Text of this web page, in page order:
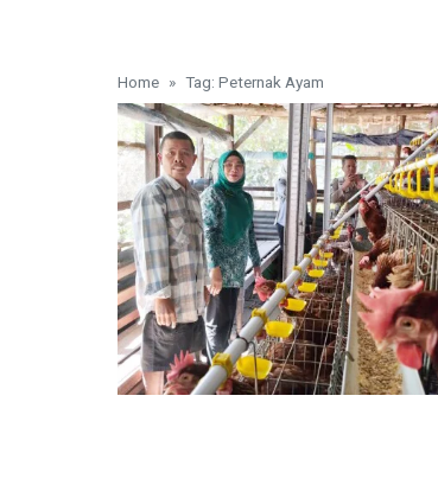
Home Tag: Peternak Ayam